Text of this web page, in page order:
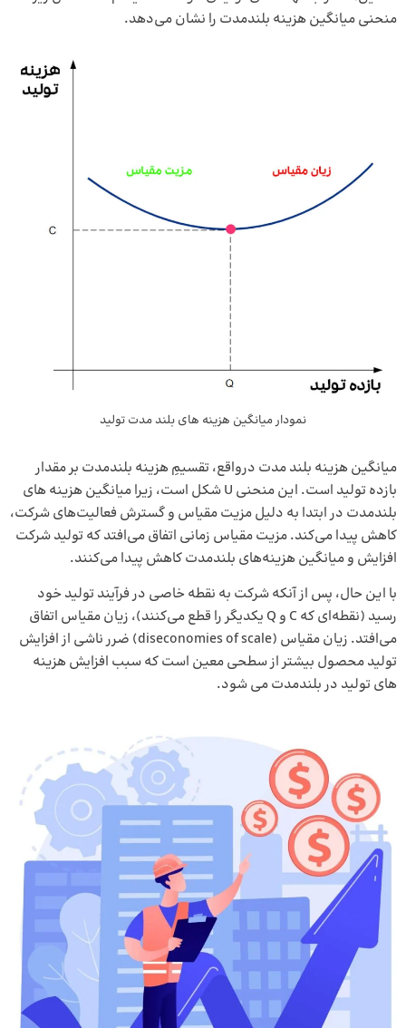
منحنی میانگین هزینه بلندمدت را نشان می‌دهد.
نمودار میانگین هزینه‌ های بلند مدت تولید
میانگین هزینه بلند مدت درواقع، تقسیمِ هزینه بلندمدت بر مقدار
بازده تولید است. این منحنی U شکل است، زیرا میانگین هزینه‌ های
بلندمدت در ابتدا به دلیل مزیت مقیاس و گسترش فعالیت‌های شرکت،
کاهش پیدا می‌کند. مزیت مقیاس زمانی اتفاق می‌افتد که تولید شرکت
افزایش و میانگین هزینه‌های بلندمدت کاهش پیدا می‌کنند.
با این حال، پس از آنکه شرکت به نقطه خاصی در فرآیند تولید خود
رسید (نقطه‌ای که C و Q یکدیگر را قطع می‌کنند)، زیان مقیاس اتفاق
می‌افتد. زیان مقیاس (diseconomies of scale) ضرر ناشی از افزایش
تولید محصول بیشتر از سطحی معین است که سبب افزایش هزینه
های تولید در بلندمدت می شود.